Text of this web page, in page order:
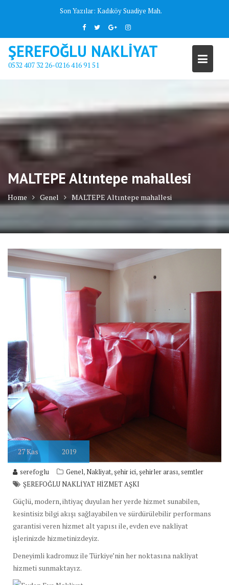
Son Yazılar: Kadıköy Suadiye Mah.
ŞEREFOĞLU NAKLİYAT
0532 407 32 26-0216 416 91 51
MALTEPE Altıntepe mahallesi
Home Genel MALTEPE Altıntepe mahallesi
27Kas 2019
serefoglu Genel,Nakliyat,şehir ici,şehirler arası,semtler
ŞEREFOĞLU NAKLİYAT HİZMET AŞKI
Güçlü, modern, ihtiyaç duyulan her yerde hizmet sunabilen,
kesintisiz bilgi akışı sağlayabilen ve sürdürülebilir performans
garantisi veren hizmet alt yapısı ile, evden eve nakliyat
işlerinizde hizmetinizdeyiz.
Deneyimli kadromuz ile Türkiye’nin her noktasına nakliyat
hizmeti sunmaktayız.